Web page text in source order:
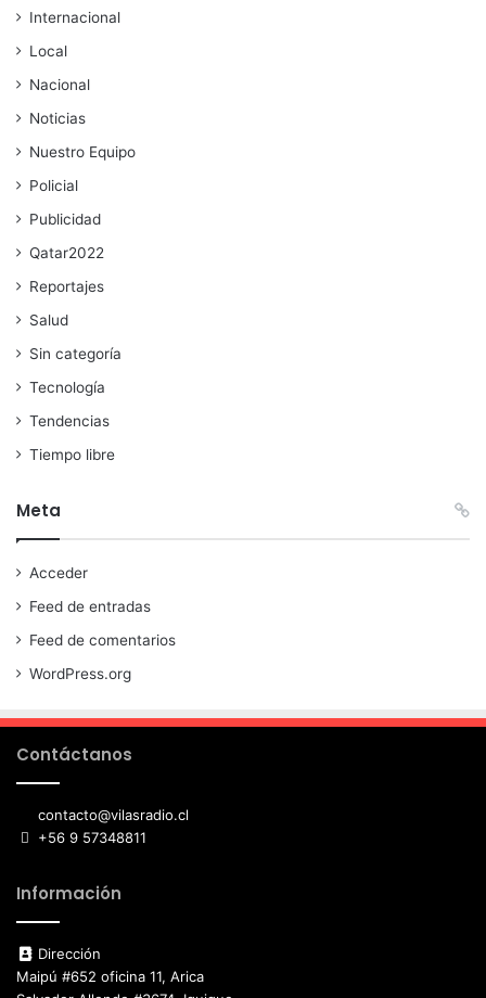
Internacional
Local
Nacional
Noticias
Nuestro Equipo
Policial
Publicidad
Qatar2022
Reportajes
Salud
Sin categoría
Tecnología
Tendencias
Tiempo libre
Meta
Acceder
Feed de entradas
Feed de comentarios
WordPress.org
Contáctanos
contacto@vilasradio.cl
+56 9 57348811
Información
Dirección
Maipú #652 oficina 11, Arica